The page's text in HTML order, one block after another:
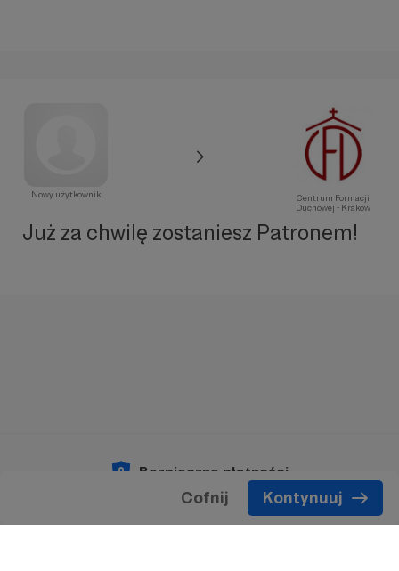
Cofnij Kontynuuj
Nowy użytkownik
Centrum Formacji
Duchowej - Kraków
Już za chwilę zostaniesz Patronem!
Bezpieczne płatności